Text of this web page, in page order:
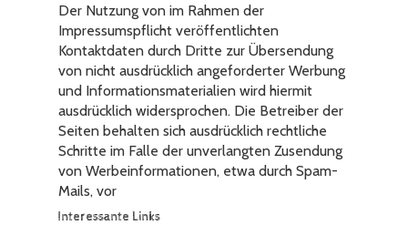
Der Nutzung von im Rahmen der
Impressumspflicht veröffentlichten
Kontaktdaten durch Dritte zur Übersendung
von nicht ausdrücklich angeforderter Werbung
und Informationsmaterialien wird hiermit
ausdrücklich widersprochen. Die Betreiber der
Seiten behalten sich ausdrücklich rechtliche
Schritte im Falle der unverlangten Zusendung
von Werbeinformationen, etwa durch Spam-
Mails, vor
Interessante Links